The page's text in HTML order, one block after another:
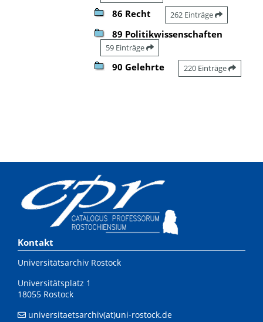
86 Recht 262 Einträge
89 Politikwissenschaften
59 Einträge
90 Gelehrte 220 Einträge
Kontakt
Universitätsarchiv Rostock
Universitätsplatz 1
18055 Rostock
universitaetsarchiv(at)uni-rostock.de